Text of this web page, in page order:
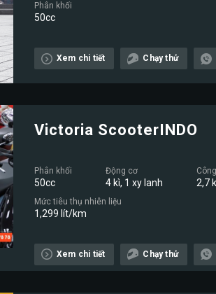
Phân khối
50cc
Xem chi tiết Chạy thử
Victoria ScooterINDO
Phân khối
50cc
Động cơ
4 kì, 1 xy lanh 2,7
Mức tiêu thụ nhiên liệu
1,299 lít/km
Xem chi tiết Chạy thử